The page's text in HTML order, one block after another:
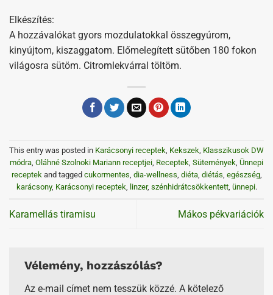
Elkészítés:
A hozzávalókat gyors mozdulatokkal összegyúrom,
kinyújtom, kiszaggatom. Előmelegített sütőben 180 fokon
világosra sütöm. Citromlekvárral töltöm.
This entry was posted in Karácsonyi receptek, Kekszek, Klasszikusok DW
módra, Oláhné Szolnoki Mariann receptjei, Receptek, Sütemények, Ünnepi
receptekand tagged cukormentes, dia-wellness, diéta, diétás, egészség,
karácsony, Karácsonyi receptek, linzer, szénhidrátcsökkentett, ünnepi.
Karamellás tiramisu Mákos pékvariációk
Vélemény, hozzászólás?
Az e-mail címet nem tesszük közzé. A kötelező